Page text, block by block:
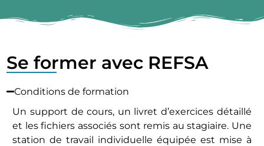
Se former avec REFSA
Conditions de formation
Un support de cours, un livret d’exercices détaillé
et les fichiers associés sont remis au stagiaire. Une
station de travail individuelle équipée est mise à